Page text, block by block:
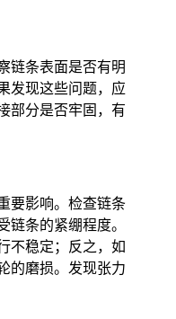
链条表面是否有明
发现这些问题，应
部分是否牢固，有
要影响。检查链条
链条的紧绷程度。
不稳定；反之，如
的磨损。发现张力